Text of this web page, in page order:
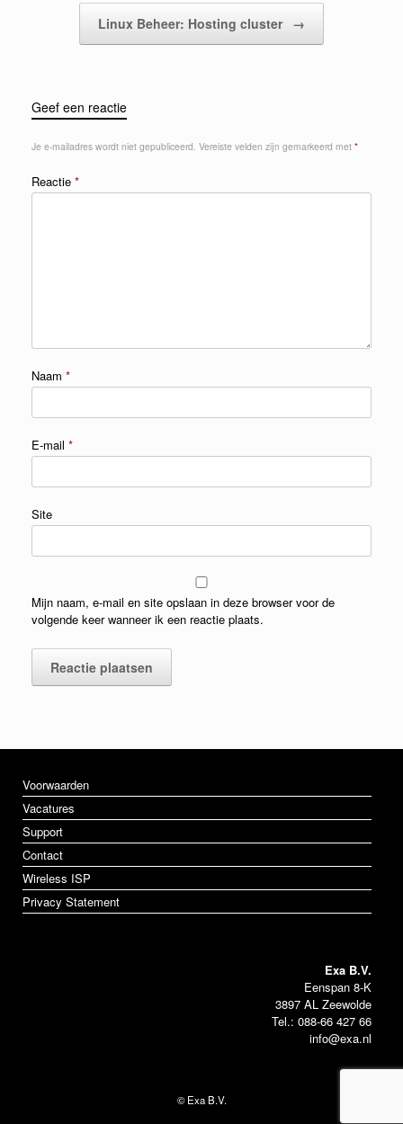
Linux Beheer: Hosting cluster →
Geef een reactie
Je e-mailadres wordt niet gepubliceerd. Vereiste velden zijn gemarkeerd met *
Reactie *
Naam *
E-mail *
Site
Mijn naam, e-mail en site opslaan in deze browser voor de
volgende keer wanneer ik een reactie plaats.
Voorwaarden
Vacatures
Support
Contact
Wireless ISP
Privacy Statement
Exa B.V.
Eenspan 8-K
3897 AL Zeewolde
Tel.: 088-66 427 66
info@exa.nl
© Exa B.V.